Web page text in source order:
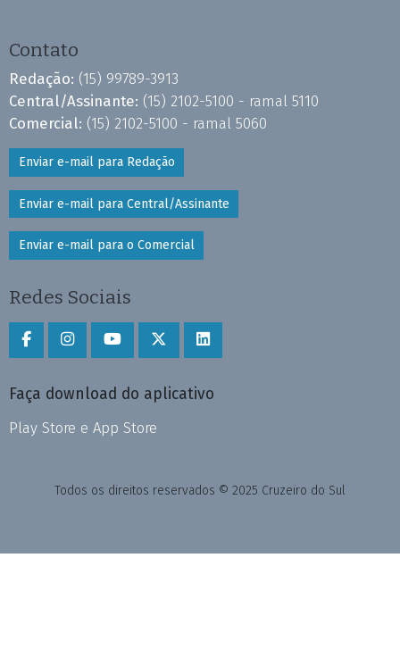
Contato
Redação: (15) 99789-3913
Central/Assinante: (15) 2102-5100 - ramal 5110
Comercial: (15) 2102-5100 - ramal 5060
Enviar e-mail para Redação
Enviar e-mail para Central/Assinante
Enviar e-mail para o Comercial
Redes Sociais
Faça download do aplicativo
Play Store e App Store
Todos os direitos reservados © 2025 Cruzeiro do Sul